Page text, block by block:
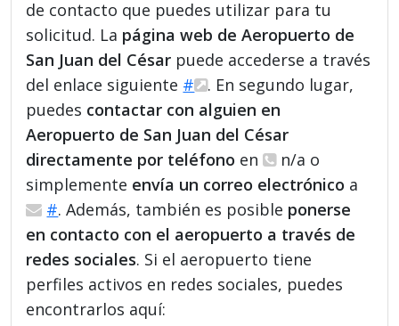
de contacto que puedes utilizar para tu
solicitud. La página web de Aeropuerto de
San Juan del César puede accederse a través
del enlace siguiente #
. En segundo lugar,
puedes contactar con alguien en
Aeropuerto de San Juan del César
directamente por teléfono en
n/a o
simplemente envía un correo electrónico a
#. Además, también es posible ponerse
en contacto con el aeropuerto a través de
redes sociales. Si el aeropuerto tiene
perfiles activos en redes sociales, puedes
encontrarlos aquí: